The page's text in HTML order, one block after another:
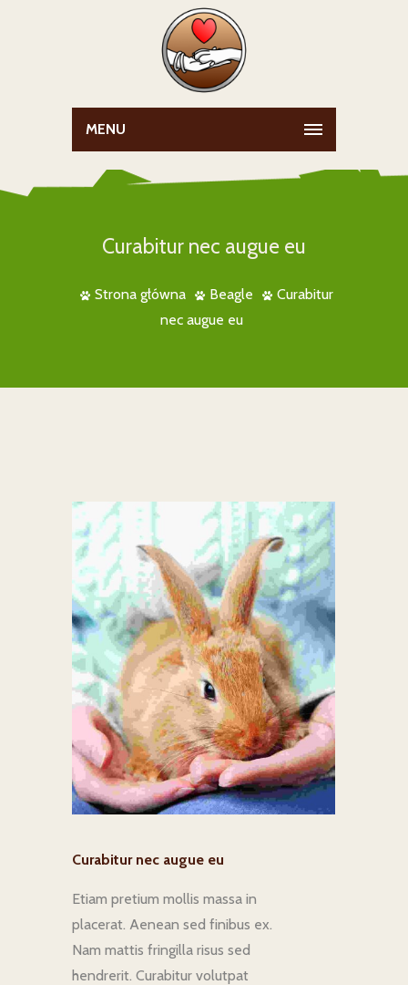
MENU
Curabitur nec augue eu
Strona główna Beagle
Curabitur
nec augue eu
Curabitur nec augue eu
Etiam pretium mollis massa in
placerat. Aenean sed finibus ex.
Nam mattis fringilla risus sed
hendrerit. Curabitur volutpat